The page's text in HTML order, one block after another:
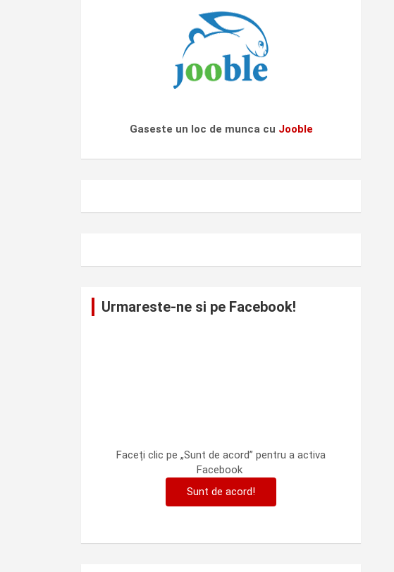
Gaseste un loc de munca cu Jooble
Urmareste-ne si pe Facebook!
Faceți clic pe „Sunt de acord” pentru a activa
Facebook
Sunt de acord!